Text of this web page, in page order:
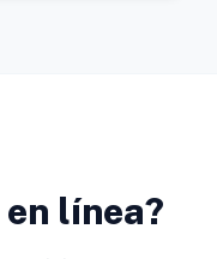
línea?